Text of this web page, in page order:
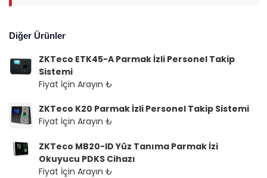
Diğer Ürünler
ZKTeco ETK45-A Parmak İzli Personel Takip
Sistemi
Fiyat İçin Arayın ₺
ZKTeco K20 Parmak İzli Personel Takip Sistemi
Fiyat İçin Arayın ₺
ZKTeco MB20-ID Yüz Tanıma Parmak İzi
Okuyucu PDKS Cihazı
Fiyat İçin Arayın ₺